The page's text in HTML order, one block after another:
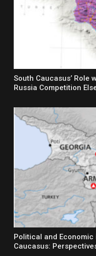
South Caucasus’ Role
Russia Competition
Political and
Caucasus: